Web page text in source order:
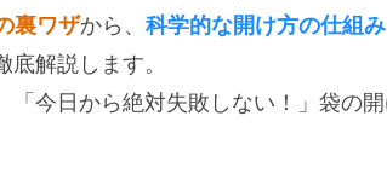
裏ワザから、 科学的な開け方の仕組み
解説します。
今日から絶対失敗しない！」袋の